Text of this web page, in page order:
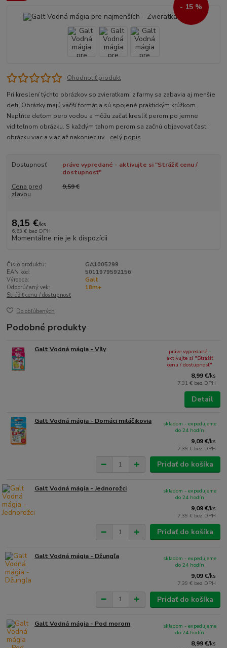
- 15 %
Ohodnotiť produkt
Pri kreslení týchto obrázkov so zvieratkami z farmy sa zabavia aj menšie
deti. Obrázky majú väčší formát a sú spojené praktickým krúžkom.
Naplňte deťom pero vodou a môžu začať kresliť perom po jemne
viditeľnom obrázku. S každým ťahom perom sa začnú objavovať časti
obrázku viac a viac až nakoniec uv... celý popis
Dostupnosť
práve vypredané - aktivujte si "Strážiť cenu /
dostupnosť"
Cena pred
zľavou
9,59 €
8,15 €/ks
6,63 € bez DPH
Momentálne nie je k dispozícii
Číslo produktu:
GA1005299
EAN kód:
5011979592156
Výrobca:
Galt
Odporúčaný vek:
18m+
Strážiť cenu / dostupnosť
Do obľúbených
Podobné produkty
Galt Vodná mágia - Víly
8,99 €/ks
7,31 € bez DPH
práve vypredané -
aktivujte si "Strážiť
cenu / dostupnosť"
Detail
Galt Vodná mágia - Domáci miláčikovia
9,09 €/ks
7,39 € bez DPH
skladom - expedujeme
do 24 hodín
Pridať do košíka
Galt Vodná mágia - Jednorožci
9,09 €/ks
7,39 € bez DPH
skladom - expedujeme
do 24 hodín
Pridať do košíka
Galt Vodná mágia - Džungľa
9,09 €/ks
7,39 € bez DPH
skladom - expedujeme
do 24 hodín
Pridať do košíka
Galt Vodná mágia - Pod morom
8,99 €/ks
skladom - expedujeme
do 24 hodín